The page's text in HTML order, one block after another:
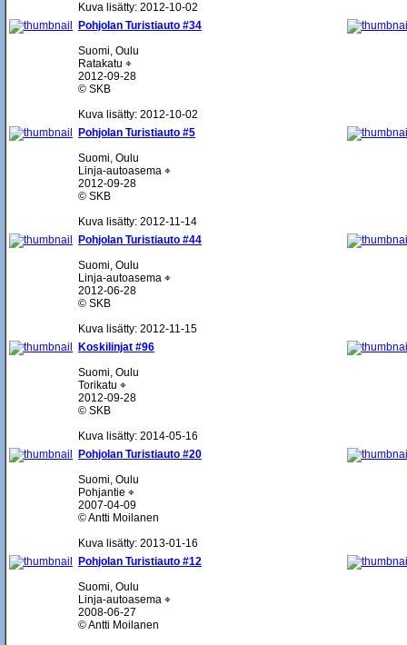
Kuva lisätty: 2012-10-02
Pohjolan Turistiauto #34
Suomi, Oulu
Ratakatu ⌖
2012-09-28
© SKB
Kuva lisätty: 2012-10-02
Pohjolan Turistiauto #5
Suomi, Oulu
Linja-autoasema ⌖
2012-09-28
© SKB
Kuva lisätty: 2012-11-14
Pohjolan Turistiauto #44
Suomi, Oulu
Linja-autoasema ⌖
2012-06-28
© SKB
Kuva lisätty: 2012-11-15
Koskilinjat #96
Suomi, Oulu
Torikatu ⌖
2012-09-28
© SKB
Kuva lisätty: 2014-05-16
Pohjolan Turistiauto #20
Suomi, Oulu
Pohjantie ⌖
2007-04-09
© Antti Moilanen
Kuva lisätty: 2013-01-16
Pohjolan Turistiauto #12
Suomi, Oulu
Linja-autoasema ⌖
2008-06-27
© Antti Moilanen